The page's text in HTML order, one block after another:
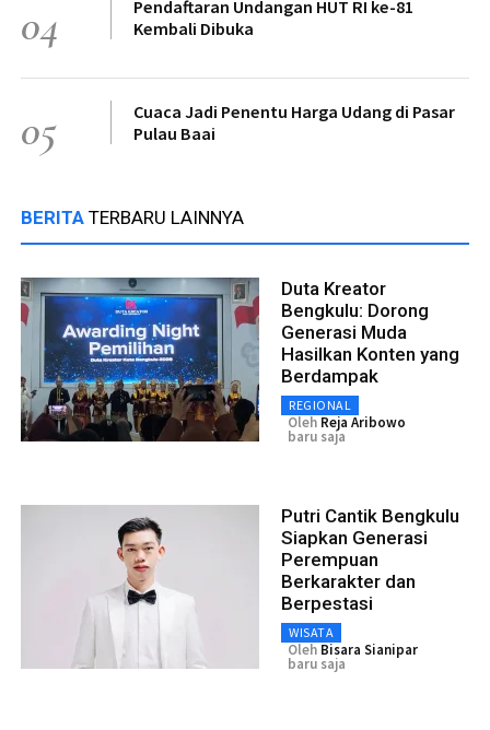
04
Pendaftaran Undangan HUT RI ke-81
Kembali Dibuka
05
Cuaca Jadi Penentu Harga Udang di Pasar
Pulau Baai
BERITA TERBARU LAINNYA
Duta Kreator
Bengkulu: Dorong
Generasi Muda
Hasilkan Konten yang
Berdampak
REGIONAL
Oleh Reja Aribowo
baru saja
Putri Cantik Bengkulu
Siapkan Generasi
Perempuan
Berkarakter dan
Berpestasi
WISATA
Oleh Bisara Sianipar
baru saja